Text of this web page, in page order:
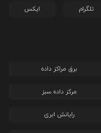
تلگرام ایکس
برق مراکز داده
مرکز داده سبز
رایانش ابری